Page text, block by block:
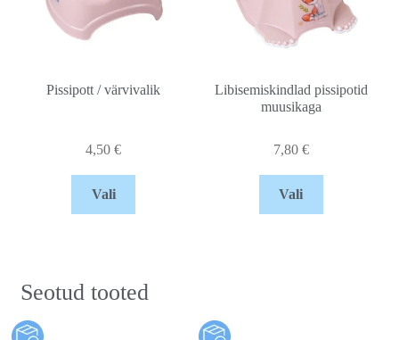
Pissipott / värvivalik
4,50€
Vali
Libisemiskindlad pissipotid
muusikaga
7,80 €
Vali
Seotud tooted